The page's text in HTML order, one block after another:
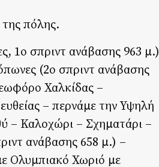
πόλης.
1ο σπριντ ανάβασης 963 μ.)
(2ο σπριντ ανάβασης
Χαλκίδας –
– περνάμε την Υψηλή
– Καλοχώρι – Σχηματάρι –
ανάβασης 658 μ.) –
Ολυμπιακό Χωριό με